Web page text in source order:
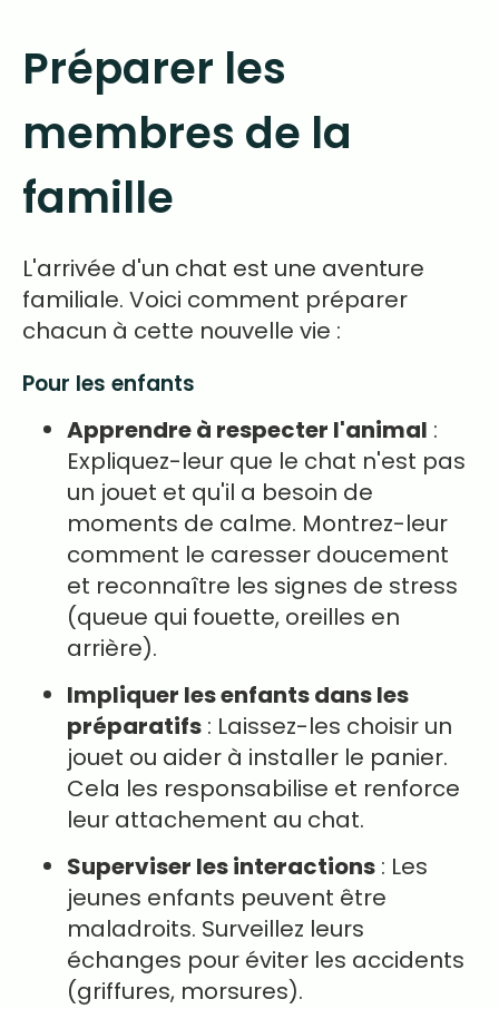
Préparer les
membres de la
famille
L'arrivée d'un chat est une aventure
familiale. Voici comment préparer
chacun à cette nouvelle vie :
Pour les enfants
Apprendre à respecter l'animal :
Expliquez-leur que le chat n'est pas
un jouet et qu'il a besoin de
moments de calme. Montrez-leur
comment le caresser doucement
et reconnaître les signes de stress
(queue qui fouette, oreilles en
arrière).
Impliquer les enfants dans les
préparatifs : Laissez-les choisir un
jouet ou aider à installer le panier.
Cela les responsabilise et renforce
leur attachement au chat.
Superviser les interactions : Les
jeunes enfants peuvent être
maladroits. Surveillez leurs
échanges pour éviter les accidents
(griffures, morsures).